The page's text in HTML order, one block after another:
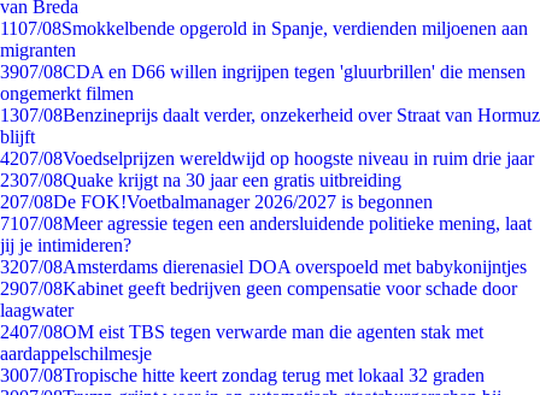
van Breda
1107/08Smokkelbende opgerold in Spanje, verdienden miljoenen aan
migranten
3907/08CDA en D66 willen ingrijpen tegen 'gluurbrillen' die mensen
ongemerkt filmen
1307/08Benzineprijs daalt verder, onzekerheid over Straat van Hormuz
blijft
4207/08Voedselprijzen wereldwijd op hoogste niveau in ruim drie jaar
2307/08Quake krijgt na 30 jaar een gratis uitbreiding
207/08De FOK!Voetbalmanager 2026/2027 is begonnen
7107/08Meer agressie tegen een andersluidende politieke mening, laat
jij je intimideren?
3207/08Amsterdams dierenasiel DOA overspoeld met babykonijntjes
2907/08Kabinet geeft bedrijven geen compensatie voor schade door
laagwater
2407/08OM eist TBS tegen verwarde man die agenten stak met
aardappelschilmesje
3007/08Tropische hitte keert zondag terug met lokaal 32 graden